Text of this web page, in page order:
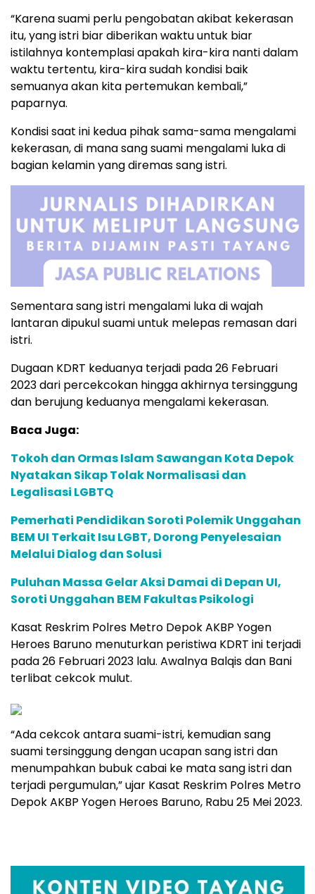
“Karena suami perlu pengobatan akibat kekerasan
itu, yang istri biar diberikan waktu untuk biar
istilahnya kontemplasi apakah kira-kira nanti dalam
waktu tertentu, kira-kira sudah kondisi baik
semuanya akan kita pertemukan kembali,”
paparnya.
Kondisi saat ini kedua pihak sama-sama mengalami
kekerasan, di mana sang suami mengalami luka di
bagian kelamin yang diremas sang istri.
Sementara sang istri mengalami luka di wajah
lantaran dipukul suami untuk melepas remasan dari
istri.
Dugaan KDRT keduanya terjadi pada 26 Februari
2023 dari percekcokan hingga akhirnya tersinggung
dan berujung keduanya mengalami kekerasan.
Baca Juga:
Tokoh dan Ormas Islam Sawangan Kota Depok
Nyatakan Sikap Tolak Normalisasi dan
Legalisasi LGBTQ
Pemerhati Pendidikan Soroti Polemik Unggahan
BEM UI Terkait Isu LGBT, Dorong Penyelesaian
Melalui Dialog dan Solusi
Puluhan Massa Gelar Aksi Damai di Depan UI,
Soroti Unggahan BEM Fakultas Psikologi
Kasat Reskrim Polres Metro Depok AKBP Yogen
Heroes Baruno menuturkan peristiwa KDRT ini terjadi
pada 26 Februari 2023 lalu. Awalnya Balqis dan Bani
terlibat cekcok mulut.
“Ada cekcok antara suami-istri, kemudian sang
suami tersinggung dengan ucapan sang istri dan
menumpahkan bubuk cabai ke mata sang istri dan
terjadi pergumulan,” ujar Kasat Reskrim Polres Metro
Depok AKBP Yogen Heroes Baruno, Rabu 25 Mei 2023.